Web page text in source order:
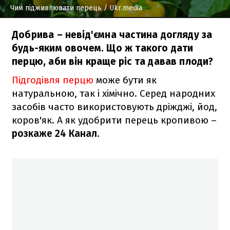
Чим підживлювати перець / Ukr.media
Добрива – невід'ємна частина догляду за
будь-яким овочем. Що ж такого дати
перцю, аби він краще ріс та давав плоди?
Підгодівля перцю може бути як
натуральною, так і хімічно. Серед народних
засобів часто використовують дріжджі, йод,
коров'як. А як удобрити перець кропивою –
розкаже 24 Канал.